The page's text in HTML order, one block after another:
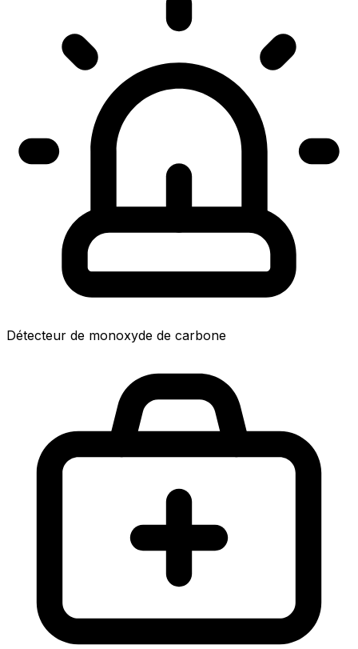
Détecteur de monoxyde de carbone